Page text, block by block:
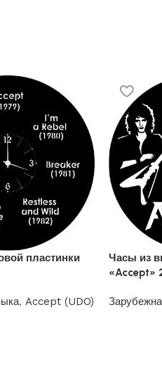
пластинки
, Accept (UDO)
Часы из
«Accept»